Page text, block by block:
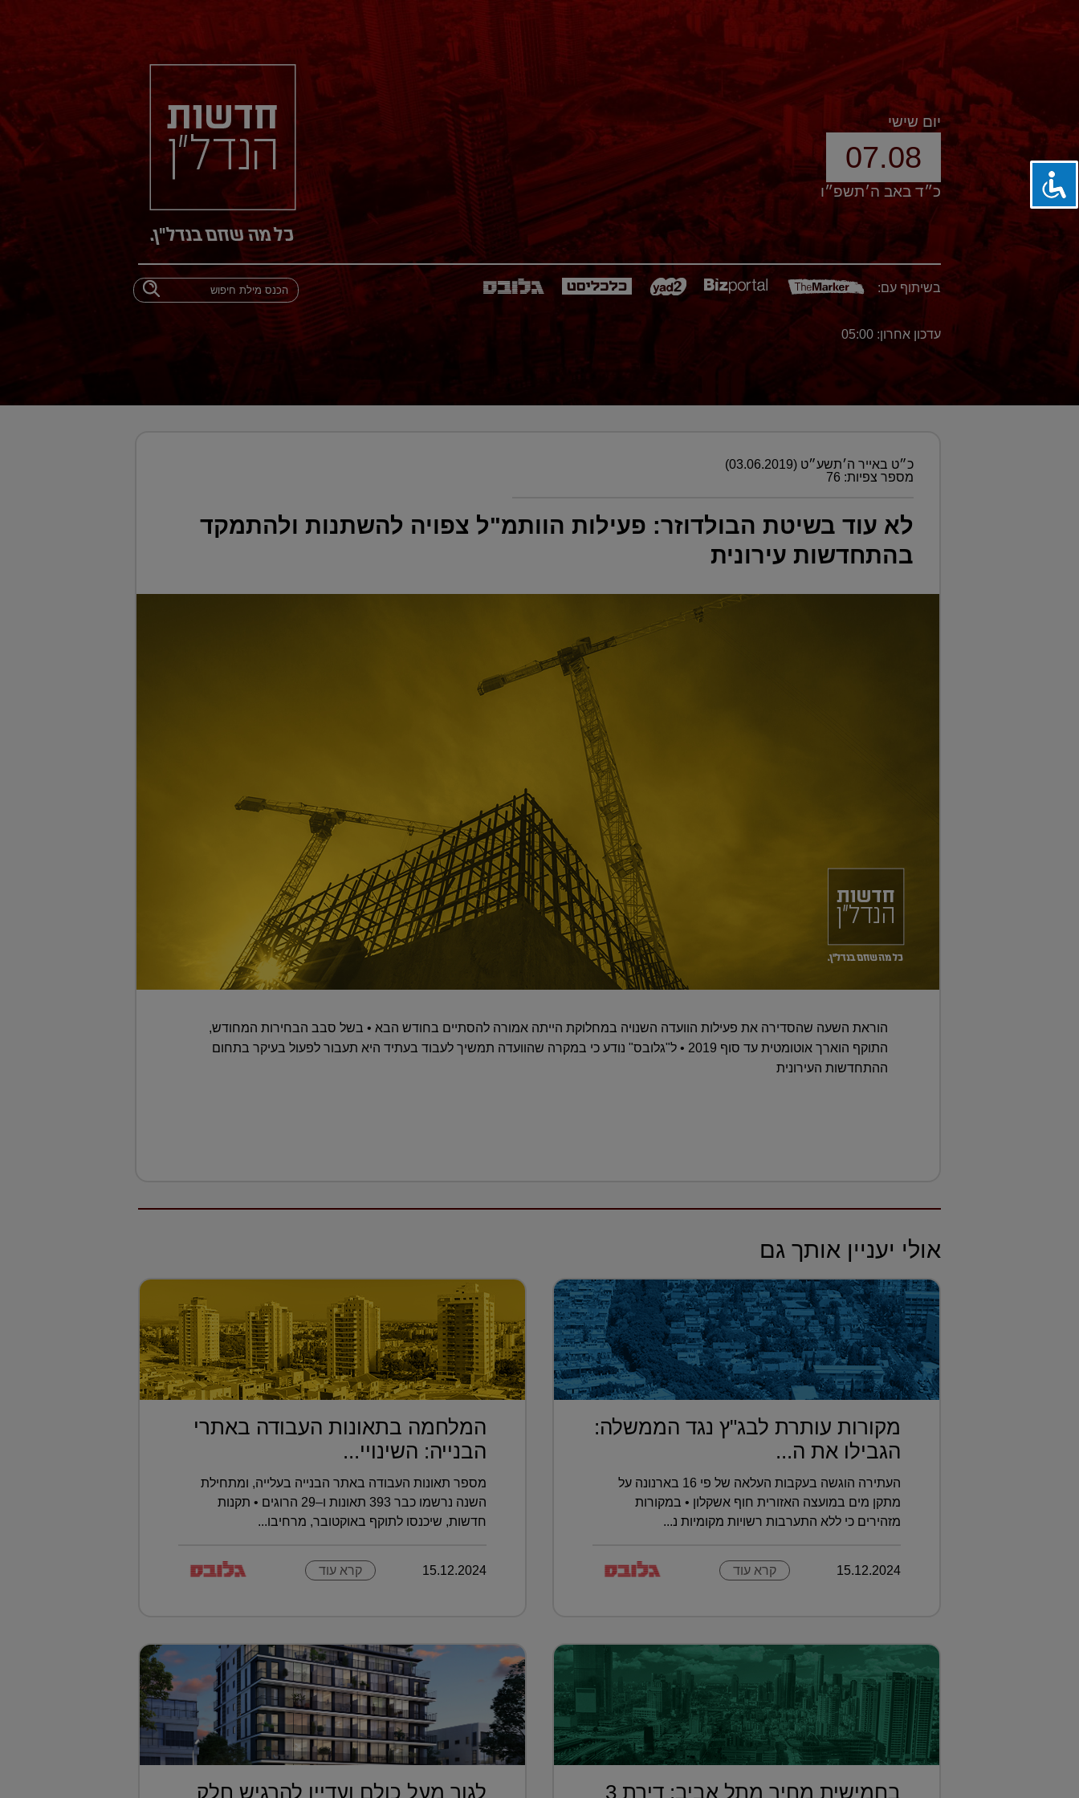
יום שישי
07.08
כ״ד באב ה׳תשפ״ו
בשיתוף עם:
עדכון אחרון: 05:00
כ״ט באייר ה׳תשע״ט (03.06.2019)
מספר צפיות: 76
לא עוד בשיטת הבולדוזר: פעילות הוותמ"ל צפויה להשתנות ולהתמקד
בהתחדשות עירונית
הוראת השעה שהסדירה את פעילות הוועדה השנויה במחלוקת הייתה אמורה להסתיים בחודש הבא • בשל סבב הבחירות המחודש,
התוקף הוארך אוטומטית עד סוף 2019 • ל"גלובס" נודע כי במקרה שהוועדה תמשיך לעבוד בעתיד היא תעבור לפעול בעיקר בתחום
ההתחדשות העירונית
אולי יעניין אותך גם
מקורות עותרת לבג"ץ נגד הממשלה:
הגבילו את ה...
העתירה הוגשה בעקבות העלאה של פי 16 בארנונה על
מתקן מים במועצה האזורית חוף אשקלון • במקורות
מזהירים כי ללא התערבות רשויות מקומיות נ...
15.12.2024 קרא עוד
המלחמה בתאונות העבודה באתרי
הבנייה: השינויי...
מספר תאונות העבודה באתר הבנייה בעלייה, ומתחילת
השנה נרשמו כבר 393 תאונות ו–29 הרוגים • תקנות
חדשות, שיכנסו לתוקף באוקטובר, מרחיבו...
15.12.2024 קרא עוד
בחמישית מחיר מתל אביב: דירת 3 לגור מעל כולם ועדיין להרגיש חלק